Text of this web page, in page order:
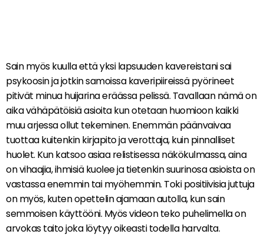
Sain myös kuulla että yksi lapsuuden kavereistani sai
psykoosin ja jotkin samoissa kaveripiireissä pyörineet
pitivät minua huijarina eräässa pelissä. Tavallaan nämä on
aika vähäpätöisiä asioita kun otetaan huomioon kaikki
muu arjessa ollut tekeminen. Enemmän päänvaivaa
tuottaa kuitenkin kirjapito ja verottaja, kuin pinnalliset
huolet. Kun katsoo asiaa relistisessa näkökulmassa, aina
on vihaajia, ihmisiä kuolee ja tietenkin suurinosa asioista on
vastassa enemmin tai myöhemmin. Toki positiivisia juttuja
on myös, kuten opettelin ajamaan autolla, kun sain
semmoisen käyttööni. Myös videon teko puhelimella on
arvokas taito joka löytyy oikeasti todella harvalta.